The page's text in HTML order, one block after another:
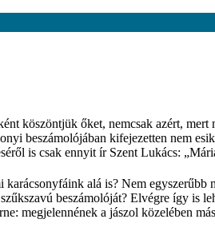
köszöntjük őket, nemcsak azért,
beszámolójában kifejezetten nem
is csak ennyit ír Szent Lukács:
alá is? Nem egyszerűbb
beszámolóját? Elvégre így is
megjelennének a jászol közelében